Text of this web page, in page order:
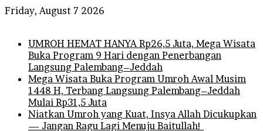
Friday, August 7 2026
UMROH HEMAT HANYA Rp26,5 Juta, Mega Wisata
Buka Program 9 Hari dengan Penerbangan
Langsung Palembang–Jeddah
Mega Wisata Buka Program Umroh Awal Musim
1448 H, Terbang Langsung Palembang–Jeddah
Mulai Rp31,5 Juta
Niatkan Umroh yang Kuat, Insya Allah Dicukupkan
— Jangan Ragu Lagi Menuju Baitullah!